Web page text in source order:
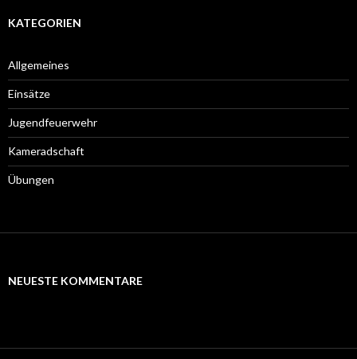
KATEGORIEN
Allgemeines
Einsätze
Jugendfeuerwehr
Kameradschaft
Übungen
NEUESTE KOMMENTARE